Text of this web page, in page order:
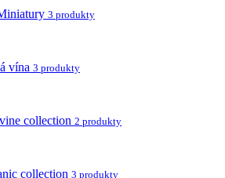
3 produkty
vína 3 produkty
collection 2 produkty
collection 3 produkty